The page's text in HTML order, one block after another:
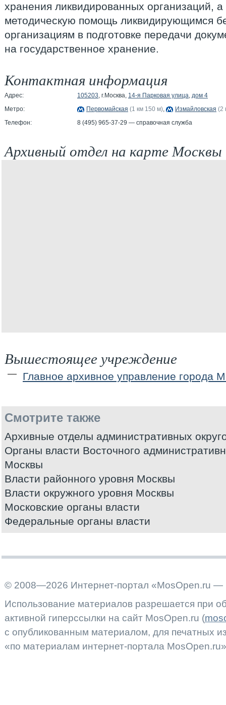
хранения ликвидированных организаций, а
методическую помощь ликвидирующимся
организациям в подготовке передачи
на государственное хранение.
Контактная информация
Адрес: 105203, г.Москва, 14-я Парковая улица, дом 4
Метро:
Первомайская (1 км 150 м), Измайловская (2
Телефон:
8 (495) 965-37-29 — справочная служба
Архивный отдел на карте Москвы
Вышестоящее учреждение
Главное архивное управление города
Смотрите также
Архивные отделы административных
Органы власти Восточного
Москвы
Власти районного уровня Москвы
Власти окружного уровня Москвы
Московские органы власти
Федеральные органы власти
© 2008—2026 Интернет-портал «MosOpen.ru —
Использование материалов разрешается при
активной гиперссылки на сайт MosOpen.ru (
с опубликованным материалом, для печатных
«по материалам интернет-портала